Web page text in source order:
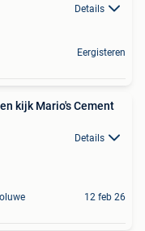
Details
Eergisteren
kijk Mario's Cement
Details
12 feb 26